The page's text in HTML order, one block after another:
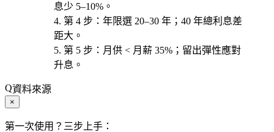
息少 5–10%。
第 4 步 ： 年限選 20–30 年 ；40 年總利息差
距大。
第 5 步 ： 月供 < 月薪 35% ；留出彈性應對
升息。
資料來源
×
第一次使用？三步上手：